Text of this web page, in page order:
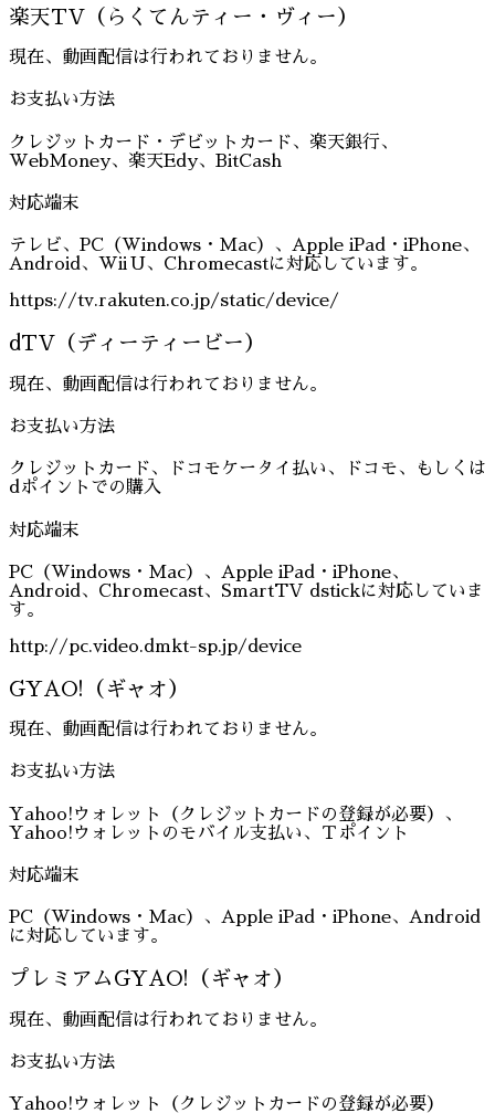
楽天TV（らくてんティー・ヴィー）
現在、動画配信は行われておりません。
お支払い方法
クレジットカード・デビットカード、楽天銀行、
WebMoney、楽天Edy、BitCash
対応端末
テレビ、PC（Windows・Mac）、Apple iPad・iPhone、
Android、Wii U、Chromecastに対応しています。
https://tv.rakuten.co.jp/static/device/
dTV（ディーティービー）
現在、動画配信は行われておりません。
お支払い方法
クレジットカード、ドコモケータイ払い、ドコモ、もしくは
dポイントでの購入
対応端末
PC（Windows・Mac）、Apple iPad・iPhone、
Android、Chromecast、SmartTV dstickに対応していま
す。
http://pc.video.dmkt-sp.jp/device
GYAO!（ギャオ）
現在、動画配信は行われておりません。
お支払い方法
Yahoo!ウォレット（クレジットカードの登録が必要）、
Yahoo!ウォレットのモバイル支払い、Ｔポイント
対応端末
PC（Windows・Mac）、Apple iPad・iPhone、Android
に対応しています。
プレミアムGYAO!（ギャオ）
現在、動画配信は行われておりません。
お支払い方法
Yahoo!ウォレット（クレジットカードの登録が必要）